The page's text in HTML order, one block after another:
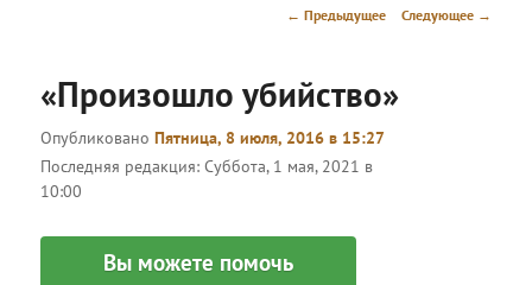
Навигация
← Предыдущее Следующее →
«Произошло убийство»
ОпубликованоПятница, 8 июля, 2016 в 15:27
Последняя редакция: Суббота, 1 мая, 2021 в
10:00
Вы можете помочь